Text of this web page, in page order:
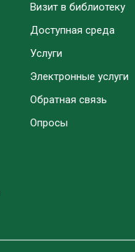
Визит в библиотеку
Доступная среда
Услуги
Электронные услуги
Обратная связь
Опросы